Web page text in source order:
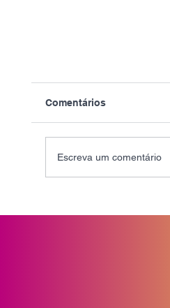
Comentários
Escreva um comentário